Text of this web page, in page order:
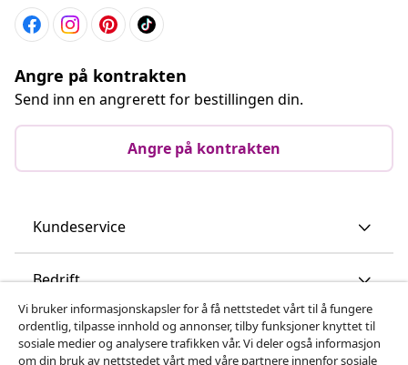
Angre på kontrakten
Send inn en angrerett for bestillingen din.
Angre på kontrakten
Kundeservice
Bedrift
vidaXL
Vi bruker informasjonskapsler for å få nettstedet vårt til å fungere
ordentlig, tilpasse innhold og annonser, tilby funksjoner knyttet til
sosiale medier og analysere trafikken vår. Vi deler også informasjon
om din bruk av nettstedet vårt med våre partnere innenfor sosiale